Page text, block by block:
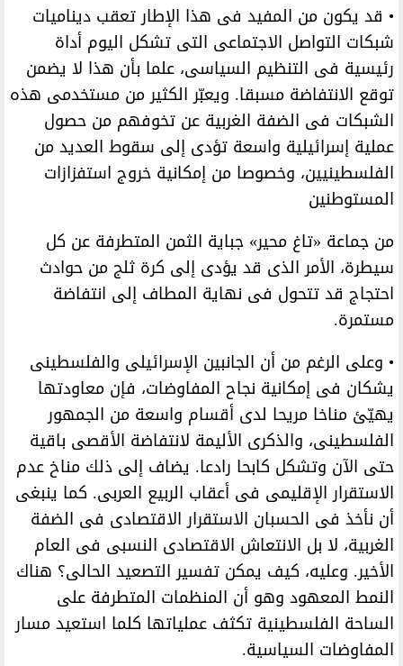
• قد يكون من المفيد فى هذا الإطار تعقب ديناميات
شبكات التواصل الاجتماعى التى تشكل اليوم أداة
رئيسية فى التنظيم السياسى، علما بأن هذا لا يضمن
توقع الانتفاضة مسبقا. ويعبّر الكثير من مستخدمى هذه
الشبكات فى الضفة الغربية عن تخوفهم من حصول
عملية إسرائيلية واسعة تؤدى إلى سقوط العديد من
الفلسطينيين، وخصوصا من إمكانية خروج استفزازات
المستوطنين
من جماعة «تاغ محير» جباية الثمن المتطرفة عن كل
سيطرة، الأمر الذى قد يؤدى إلى كرة ثلج من حوادث
احتجاج قد تتحول فى نهاية المطاف إلى انتفاضة
مستمرة.
• وعلى الرغم من أن الجانبين الإسرائيلى والفلسطينى
يشكان فى إمكانية نجاح المفاوضات، فإن معاودتها
يهيّئ مناخا مريحا لدى أقسام واسعة من الجمهور
الفلسطينى، والذكرى الأليمة لانتفاضة الأقصى باقية
حتى الآن وتشكل كابحا رادعا. يضاف إلى ذلك مناخ عدم
الاستقرار الإقليمى فى أعقاب الربيع العربى. كما ينبغى
أن نأخذ فى الحسبان الاستقرار الاقتصادى فى الضفة
الغربية، لا بل الانتعاش الاقتصادى النسبى فى العام
الأخير. وعليه، كيف يمكن تفسير التصعيد الحالى؟ هناك
النمط المعهود وهو أن المنظمات المتطرفة على
الساحة الفلسطينية تكثف عملياتها كلما استعيد مسار
المفاوضات السياسية.